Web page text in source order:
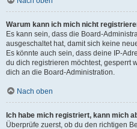
Warum kann ich mich nicht
Es kann sein, dass die Board-
ausgeschaltet hat, damit sich keine
Es könnte auch sein, dass deine IP-
du dich registrieren möchtest, gesperrt
dich an die Board-Administration.
Nach oben
Ich habe mich registriert, kann mich
Überprüfe zuerst, ob du den richtigen